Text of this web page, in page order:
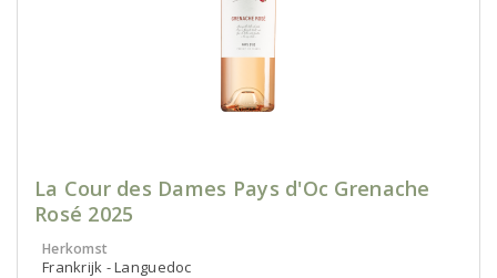
La Cour des Dames Pays d'Oc Grenache
Rosé 2025
Herkomst
Frankrijk - Languedoc